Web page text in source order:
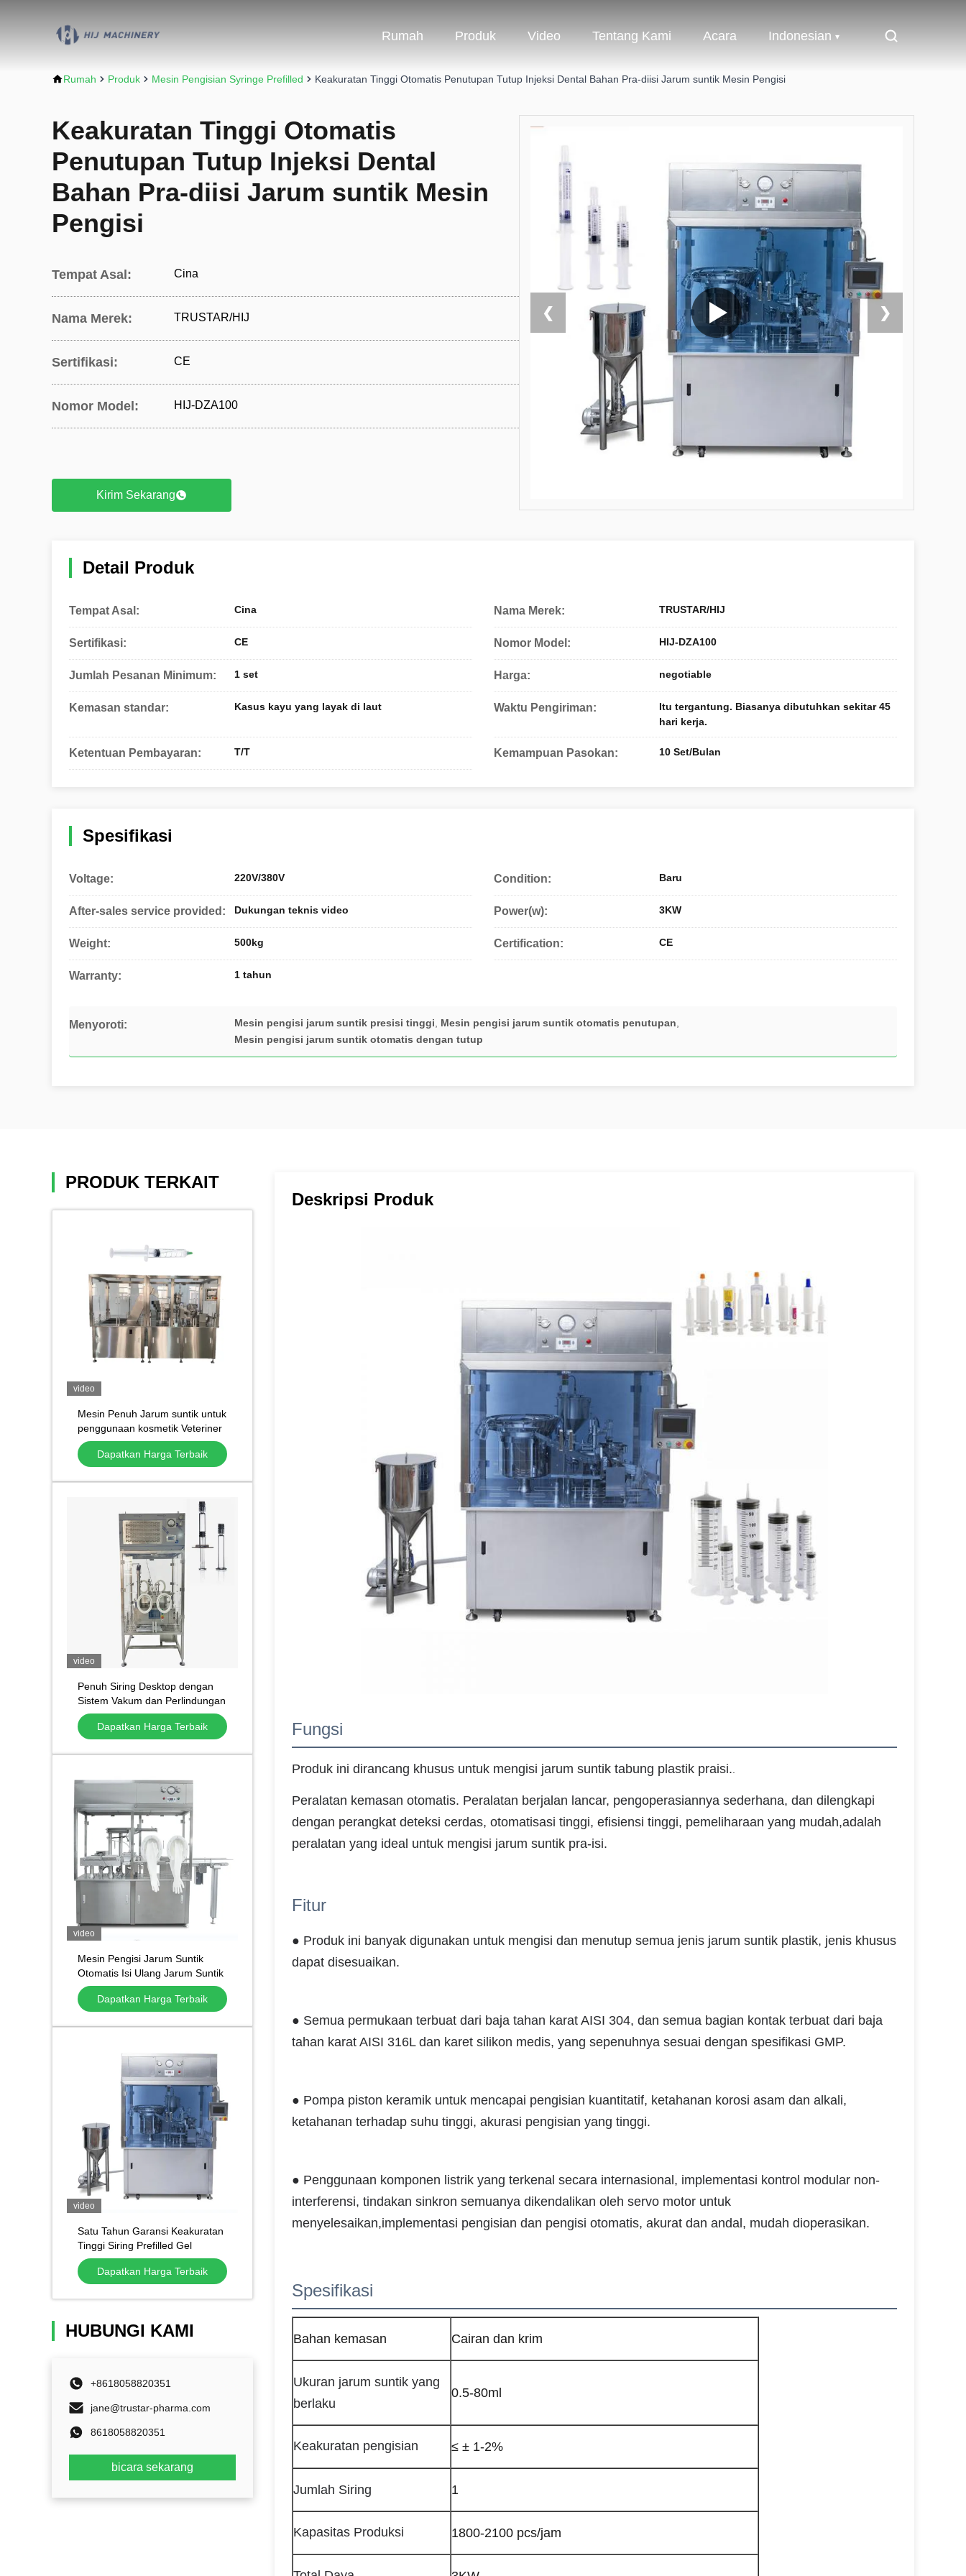
Rumah Produk Video Tentang Kami Acara Indonesian
Rumah Produk Mesin Pengisian Syringe Prefilled Keakuratan Tinggi Otomatis Penutupan Tutup Injeksi Dental Bahan Pra-diisi Jarum suntik Mesin Pengisi
❮ ❯
Keakuratan Tinggi Otomatis
Penutupan Tutup Injeksi Dental
Bahan Pra-diisi Jarum suntik Mesin
Pengisi
Tempat Asal: Cina
Nama Merek: TRUSTAR/HIJ
Sertifikasi: CE
Nomor Model: HIJ-DZA100
Kirim Sekarang
Detail Produk
Tempat Asal: Cina Nama Merek: TRUSTAR/HIJ
Sertifikasi: CE Nomor Model: HIJ-DZA100
Jumlah Pesanan Minimum: 1 set Harga: negotiable
Kemasan standar: Kasus kayu yang layak di laut Waktu Pengiriman:
Itu tergantung. Biasanya dibutuhkan sekitar 45
hari kerja.
Ketentuan Pembayaran: T/T Kemampuan Pasokan: 10 Set/Bulan
Spesifikasi
Voltage: 220V/380V Condition: Baru
After-sales service provided: Dukungan teknis video Power(w): 3KW
Weight: 500kg Certification: CE
Warranty: 1 tahun
Menyoroti: Mesin pengisi jarum suntik presisi tinggi Mesin pengisi jarum suntik otomatis penutupan
Mesin pengisi jarum suntik otomatis dengan tutup
Deskripsi Produk
Fungsi
Produk ini dirancang khusus untuk mengisi jarum suntik tabung plastik praisi.
Peralatan kemasan otomatis. Peralatan berjalan lancar, pengoperasiannya sederhana, dan dilengkapi
dengan perangkat deteksi cerdas, otomatisasi tinggi, efisiensi tinggi, pemeliharaan yang mudah,adalah
peralatan yang ideal untuk mengisi jarum suntik pra-isi.
Fitur
● Produk ini banyak digunakan untuk mengisi dan menutup semua jenis jarum suntik plastik, jenis khusus
dapat disesuaikan.
● Semua permukaan terbuat dari baja tahan karat AISI 304, dan semua bagian kontak terbuat dari baja
tahan karat AISI 316L dan karet silikon medis, yang sepenuhnya sesuai dengan spesifikasi GMP.
● Pompa piston keramik untuk mencapai pengisian kuantitatif, ketahanan korosi asam dan alkali,
ketahanan terhadap suhu tinggi, akurasi pengisian yang tinggi.
● Penggunaan komponen listrik yang terkenal secara internasional, implementasi kontrol modular non-
interferensi, tindakan sinkron semuanya dikendalikan oleh servo motor untuk
menyelesaikan,implementasi pengisian dan pengisi otomatis, akurat dan andal, mudah dioperasikan.
Spesifikasi
Bahan kemasan Cairan dan krim
Ukuran jarum suntik yang
berlaku
0.5-80ml
Keakuratan pengisian ≤ ± 1-2%
Jumlah Siring 1
Kapasitas Produksi 1800-2100 pcs/jam
PRODUK TERKAIT
video
Mesin Penuh Jarum suntik untuk
penggunaan kosmetik Veteriner
Mudah dioperasikan 220V
Plastik Disposable Jarum suntik
Dapatkan Harga Terbaik
video
Penuh Siring Desktop dengan
Sistem Vakum dan Perlindungan
Aliran Laminar
Dapatkan Harga Terbaik
video
Mesin Pengisi Jarum Suntik
Otomatis Isi Ulang Jarum Suntik
Isi Ulang untuk Gel Cairan
Kartrid Gigi
Dapatkan Harga Terbaik
video
Satu Tahun Garansi Keakuratan
Tinggi Siring Prefilled Gel
Keramik Satu kali pakai Paste
Siring Mesin Pengisi
Dapatkan Harga Terbaik
HUBUNGI KAMI
+8618058820351
jane@trustar-pharma.com
8618058820351
bicara sekarang